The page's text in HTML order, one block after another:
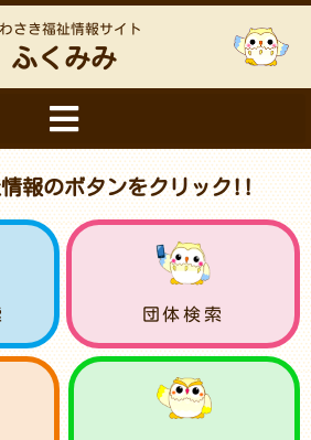
さき福祉情報サイト
ふくみみ
報のボタンをクリック!!
団体検索